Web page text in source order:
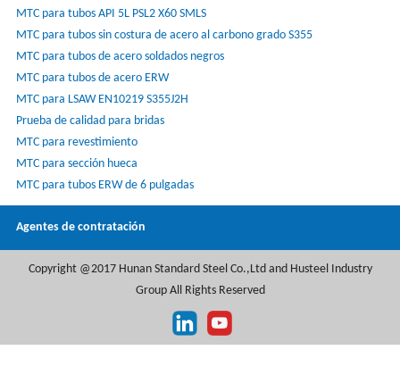
MTC para tubos API 5L PSL2 X60 SMLS
MTC para tubos sin costura de acero al carbono grado S355
MTC para tubos de acero soldados negros
MTC para tubos de acero ERW
MTC para LSAW EN10219 S355J2H
Prueba de calidad para bridas
MTC para revestimiento
MTC para sección hueca
MTC para tubos ERW de 6 pulgadas
Agentes de contratación
Copyright @2017 Hunan Standard Steel Co.,Ltd and Husteel Industry
Group All Rights Reserved